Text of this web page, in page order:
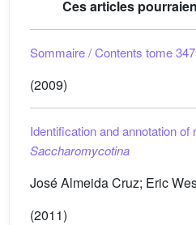
Ces articles
Sommaire / Contents tome
(2009)
Identification and annotation
Saccharomycotina
José Almeida Cruz; Eric
(2011)